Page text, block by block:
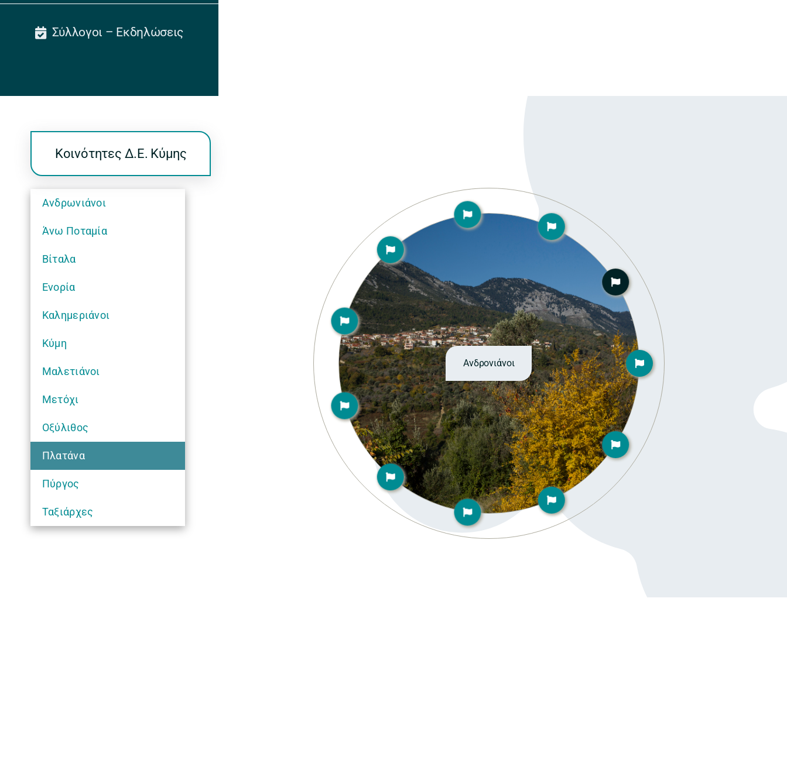
Σύλλογοι – Εκδηλώσεις
Κοινότητες Δ.Ε. Κύμης
Ανδρωνιάνοι
Άνω Ποταμία
Βίταλα
Ενορία
Καλημεριάνοι
Κύμη
Μαλετιάνοι
Μετόχι
Οξύλιθος
Πλατάνα
Πύργος
Ταξιάρχες
Ανδρονιάνοι